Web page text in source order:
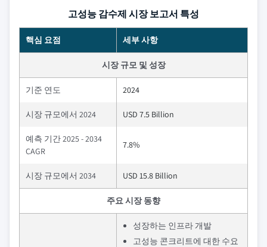
고성능 감수제 시장 보고서 특성
핵심 요점 세부 사항
시장 규모 및 성장
기준 연도 2024
시장 규모에서 2024 USD 7.5 Billion
예측 기간 2025 - 2034
CAGR
7.8%
시장 규모에서 2034 USD 15.8 Billion
주요 시장 동향
성장하는 인프라 개발
고성능 콘크리트에 대한 수요